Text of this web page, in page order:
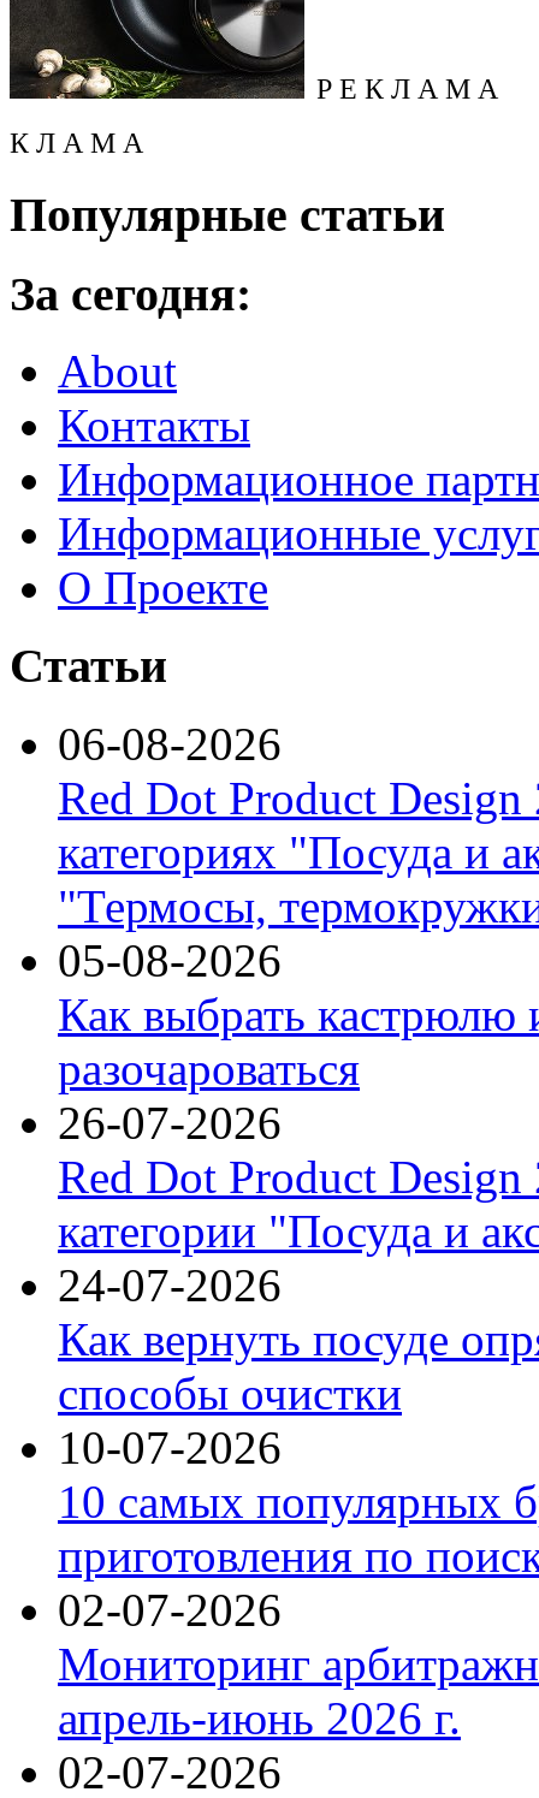
Р Е К Л А М А
К Л А М А
Популярные статьи
За сегодня:
About
Контакты
Информационное
Информационные
О Проекте
Статьи
06-08-2026
Red Dot Product Design
категориях "Посуда и
"Термосы,
05-08-2026
Как выбрать кастрюлю
разочароваться
26-07-2026
Red Dot Product Design
категории "Посуда и
24-07-2026
Как вернуть посуде
способы очистки
10-07-2026
10 самых популярных
приготовления по
02-07-2026
Мониторинг
апрель-июнь 2026 г.
02-07-2026